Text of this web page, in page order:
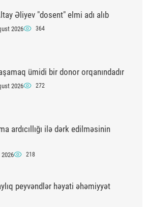
Əliyev "dosent" elmi adı alıb
2026 364
ümidi bir donor orqanındadır
2026 272
ardıcıllığı ilə dərk edilməsinin
2026 218
peyvəndlər həyati əhəmiyyət